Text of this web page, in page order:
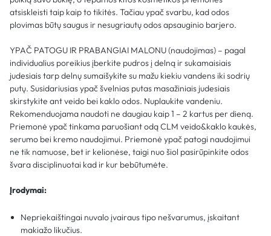
atsiskleisti taip kaip to tikitės. Tačiau ypač svarbu, kad odos
plovimas būtų saugus ir nesugriautų odos apsauginio barjero.
YPAČ PATOGU IR PRABANGIAI MALONU (naudojimas) – pagal
individualius poreikius įberkite pudros į delną ir sukamaisiais
judesiais tarp delnų sumaišykite su mažu kiekiu vandens iki sodrių
putų. Susidariusias ypač švelnias putas masažiniais judesiais
skirstykite ant veido bei kaklo odos. Nuplaukite vandeniu.
Rekomenduojama naudoti ne daugiau kaip 1 – 2 kartus per dieną.
Priemonė ypač tinkama paruošiant odą CLM veido&kaklo kaukės,
serumo bei kremo naudojimui. Priemonė ypač patogi naudojimui
ne tik namuose, bet ir kelionėse, taigi nuo šiol pasirūpinkite odos
švara disciplinuotai kad ir kur bebūtumėte.
Įrodymai:
Nepriekaištingai nuvalo įvairaus tipo nešvarumus, įskaitant
makiažo likučius.